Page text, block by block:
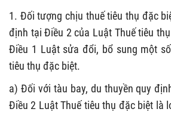
1. Đối tượng chịu thuế tiêu thụ đặc
định tại Điều 2 của Luật Thuế tiêu
Điều 1 Luật sửa đổi, bổ sung một
tiêu thụ đặc biệt.
a) Đối với tàu bay, du thuyền quy
Điều 2 Luật Thuế tiêu thụ đặc biệt là